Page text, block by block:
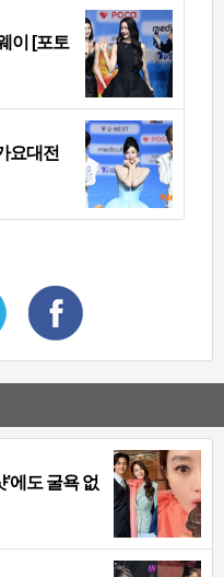
이 [포토
요대전
에도 굴욕 없